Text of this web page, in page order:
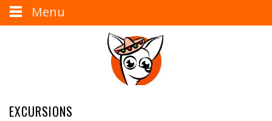
EXCURSIONS
Menu